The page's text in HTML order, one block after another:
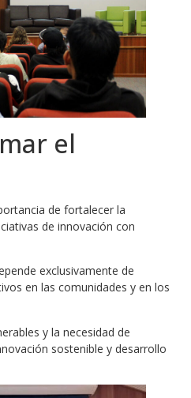
el
de fortalecer la
de innovación con
exclusivamente de
en las comunidades y en los
y la necesidad de
sostenible y desarrollo